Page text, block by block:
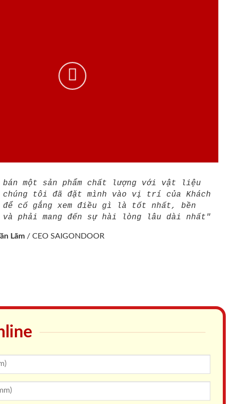
bán một sản phẩm chất lượng với vật liệu
tôi đã đặt mình vào vị trí của Khách
để cố gắng xem điều gì là tốt nhất, bền
và phải mang đến sự hài lòng lâu dài nhất"
Lãm / CEO SAIGONDOOR